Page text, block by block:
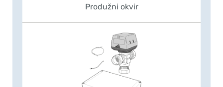
Produžni okvir